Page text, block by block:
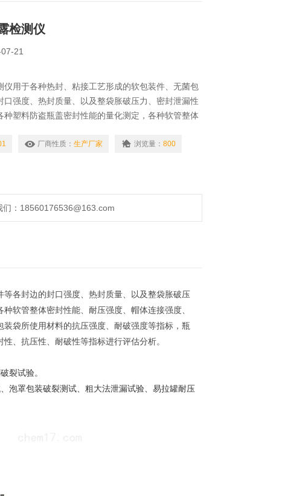
检测仪
21
仪用于各种热封、粘接工艺形成的软包装件、无菌包
口强度、热封质量、以及整袋胀破压力、密封泄漏性
种塑料防盗瓶盖密封性能的量化测定，各种软管整体
化测定。厂商性质： 生产厂家 浏览量： 800
们：18560176536@163.com
各封边的封口强度、热封质量、以及整袋胀破压
软管整体密封性能、耐压强度、帽体连接强度、
袋所使用材料的抗压强度、耐破强度等指标，瓶
、抗压性、耐破性等指标进行评估分析。
裂试验。
泡罩包装破裂测试、粗大法泄漏试验、易拉罐耐压